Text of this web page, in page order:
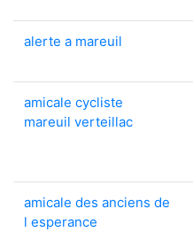
alerte a mareuil
amicale cycliste
mareuil verteillac
amicale des anciens de
l esperance